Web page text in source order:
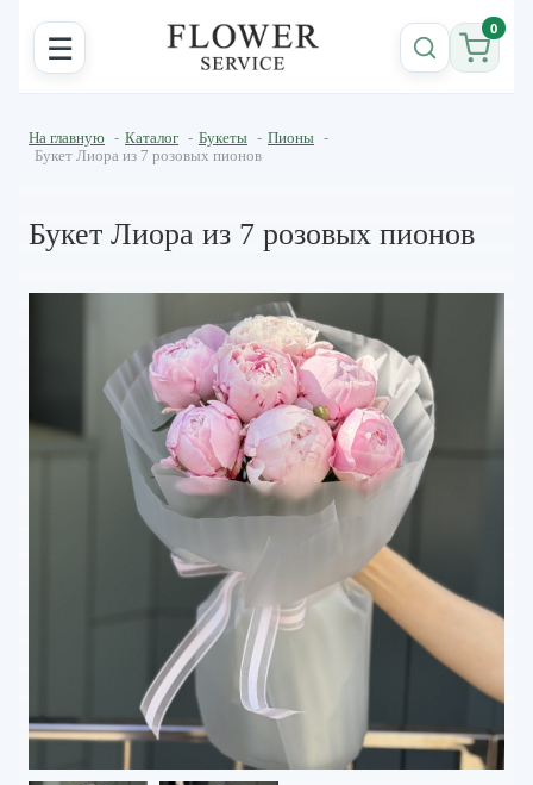
☰ 0
На главную - Каталог - Букеты - Пионы -
Букет Лиора из 7 розовых пионов
Букет Лиора из 7 розовых пионов